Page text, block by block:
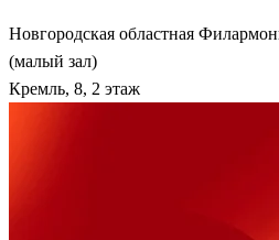
Новгородская областная
(малый зал)
Кремль, 8, 2 этаж